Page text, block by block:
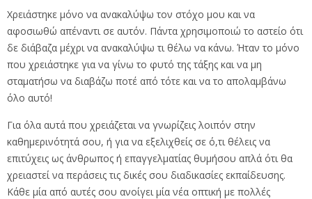
Χρειάστηκε μόνο να ανακαλύψω τον στόχο μου και να
αφοσιωθώ απέναντι σε αυτόν. Πάντα χρησιμοποιώ το αστείο ότι
δε διάβαζα μέχρι να ανακαλύψω τι θέλω να κάνω. Ήταν το μόνο
που χρειάστηκε για να γίνω το φυτό της τάξης και να μη
σταματήσω να διαβάζω ποτέ από τότε και να το απολαμβάνω
όλο αυτό!
Για όλα αυτά που χρειάζεται να γνωρίζεις λοιπόν στην
καθημερινότητά σου, ή για να εξελιχθείς σε ό,τι θέλεις να
επιτύχεις ως άνθρωπος ή επαγγελματίας θυμήσου απλά ότι θα
χρειαστεί να περάσεις τις δικές σου διαδικασίες εκπαίδευσης.
Κάθε μία από αυτές σου ανοίγει μία νέα οπτική με πολλές